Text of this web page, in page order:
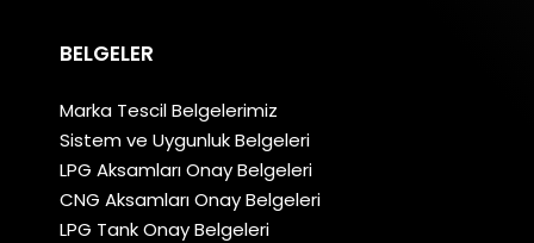
BELGELER
Marka Tescil Belgelerimiz
Sistem ve Uygunluk Belgeleri
LPG Aksamları Onay Belgeleri
CNG Aksamları Onay Belgeleri
LPG Tank Onay Belgeleri